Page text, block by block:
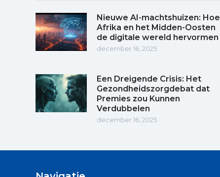
Nieuwe AI-machtshuizen: Hoe
Afrika en het Midden-Oosten
de digitale wereld hervormen
december 16, 2025
Een Dreigende Crisis: Het
Gezondheidszorgdebat dat
Premies zou Kunnen
Verdubbelen
december 16, 2025